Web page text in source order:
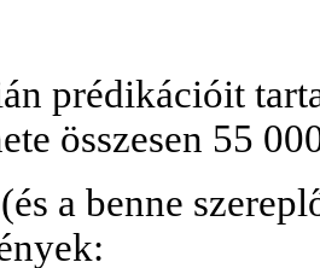
prédikációit
összesen 55
a benne